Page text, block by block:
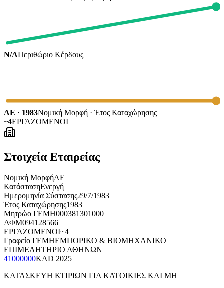
N/AΠεριθώριο Κέρδους
ΑΕ · 1983Νομική Μορφή · Έτος Καταχώρησης
~4ΕΡΓΑΖΟΜΕΝΟΙ
Στοιχεία Εταιρείας
Νομική ΜορφήΑΕ
ΚατάστασηΕνεργή
Ημερομηνία Σύστασης29/7/1983
Έτος Καταχώρησης1983
Μητρώο ΓΕΜΗ000381301000
ΑΦΜ094128566
ΕΡΓΑΖΟΜΕΝΟΙ~4
Γραφείο ΓΕΜΗΕΜΠΟΡΙΚΟ & ΒΙΟΜΗΧΑΝΙΚΟ
ΕΠΙΜΕΛΗΤΗΡΙΟ ΑΘΗΝΩΝ
41000000KAD 2025
ΚΑΤΑΣΚΕΥΗ ΚΤΙΡΙΩΝ ΓΙΑ ΚΑΤΟΙΚΙΕΣ ΚΑΙ ΜΗ